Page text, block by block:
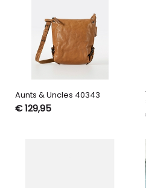
Aunts & Uncles 40343
€ 129,95